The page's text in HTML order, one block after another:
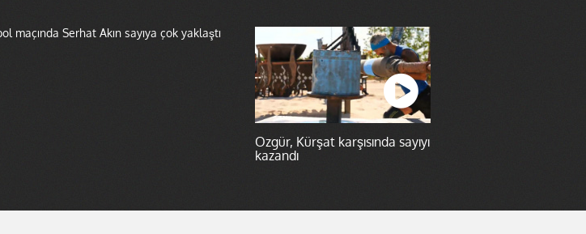
maçında Serhat Akın sayıya çok yaklaştı
Özgür, Kürşat karşısında sayıyı
kazandı